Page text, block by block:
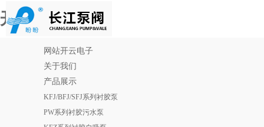
开云电子
网站开云电子
关于我们
产品展示
KFJ/BFJ/SFJ系列衬胶泵
PW系列衬胶污水泵